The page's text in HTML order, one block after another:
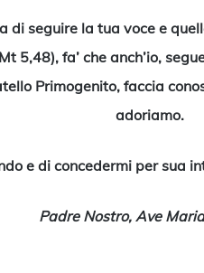
di seguire la tua voce e
5,48), fa’ che anch’io,
Primogenito, faccia
adoriamo.
e di concedermi per sua
Padre Nostro, Ave